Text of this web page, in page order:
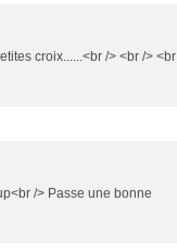
croix......<br /> <br /> <br
/> Passe une bonne